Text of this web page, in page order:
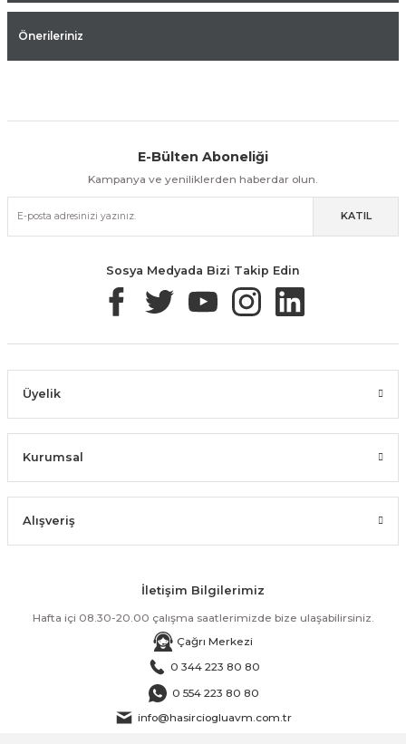
Önerileriniz
Kolay İade & Değişim Güvenli Alışveriş
Güvenli Paketleme Taksit / Havale İle Alışveriş Kolay İade & Değişim
E-Bülten Aboneliği
Kampanya ve yeniliklerden haberdar olun.
KATIL
Sosya Medyada Bizi Takip Edin
Üyelik
Kurumsal
Alışveriş
İletişim Bilgilerimiz
Hafta içi 08.30-20.00 çalışma saatlerimizde bize ulaşabilirsiniz.
Çağrı Merkezi
0 344 223 80 80
0 554 223 80 80
info@hasirciogluavm.com.tr